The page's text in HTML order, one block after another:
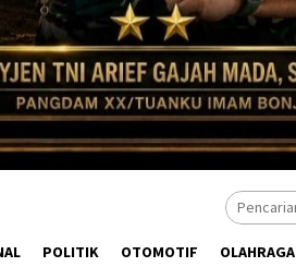
POLITIK OTOMOTIF OLAHRAGA